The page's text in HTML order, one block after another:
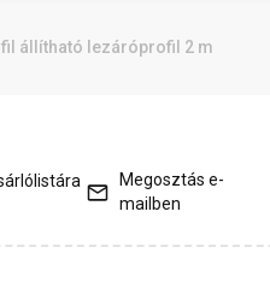
állítható lezáróprofil 2 m
Megosztás e-
mailben